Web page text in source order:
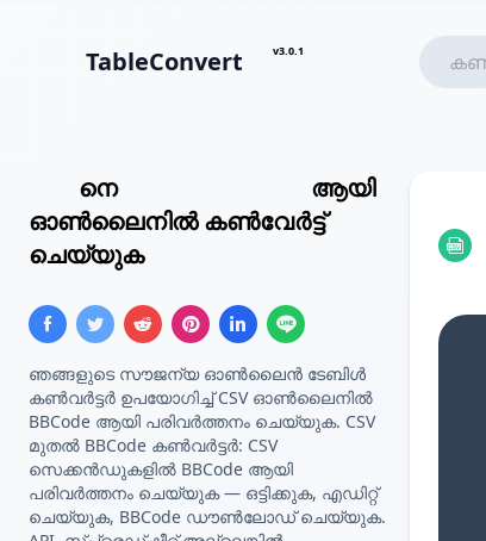
TableConvert v3.0.1
നെ
ആയി
ഓൺലൈനിൽ കൺവേർട്ട്
ചെയ്യുക
ഞങ്ങളുടെ സൗജന്യ ഓൺലൈൻ ടേബിൾ
കൺവർട്ടർ ഉപയോഗിച്ച് CSV ഓൺലൈനിൽ
BBCode ആയി പരിവർത്തനം ചെയ്യുക. CSV
മുതൽ BBCode കൺവർട്ടർ: CSV
സെക്കൻഡുകളിൽ BBCode ആയി
പരിവർത്തനം ചെയ്യുക — ഒട്ടിക്കുക, എഡിറ്റ്
ചെയ്യുക, BBCode ഡൗൺലോഡ് ചെയ്യുക.